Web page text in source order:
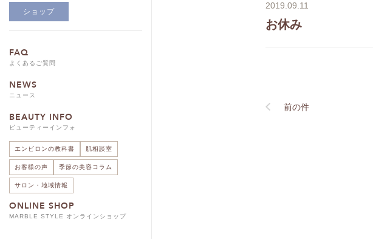
ショップ
FAQ
よくあるご質問
NEWS
ニュース
BEAUTY INFO
ビューティーインフォ
エンビロンの教科書 肌相談室
お客様の声 季節の美容コラム
サロン・地域情報
ONLINE SHOP
MARBLE STYLE オンラインショップ
2019.09.11
お休み
前の件